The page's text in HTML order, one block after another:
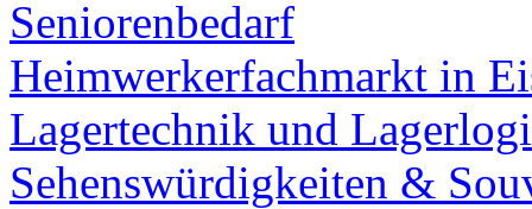
Seniorenbedarf
Heimwerkerfachmarkt in
Lagertechnik und
Sehenswürdigkeiten &